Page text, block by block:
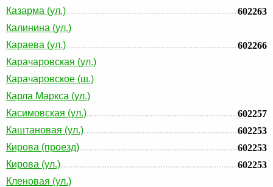
Казарма (ул.)
602263
Калинина (ул.)
Караева (ул.)
602266
Карачаровская (ул.)
Карачаровское (ш.)
Карла Маркса (ул.)
Касимовская (ул.)
602257
Каштановая (ул.)
602253
Кирова (проезд)
602253
Кирова (ул.)
602253
Кленовая (ул.)